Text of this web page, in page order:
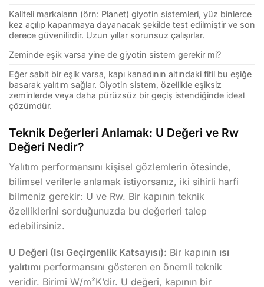
Kaliteli markaların (örn: Planet) giyotin sistemleri, yüz binlerce
kez açılıp kapanmaya dayanacak şekilde test edilmiştir ve son
derece güvenilirdir. Uzun yıllar sorunsuz çalışırlar.
Zeminde eşik varsa yine de giyotin sistem gerekir mi?
Eğer sabit bir eşik varsa, kapı kanadının altındaki fitil bu eşiğe
basarak yalıtım sağlar. Giyotin sistem, özellikle eşiksiz
zeminlerde veya daha pürüzsüz bir geçiş istendiğinde ideal
çözümdür.
Teknik Değerleri Anlamak: U Değeri ve Rw
Değeri Nedir?
Yalıtım performansını kişisel gözlemlerin ötesinde,
bilimsel verilerle anlamak istiyorsanız, iki sihirli harfi
bilmeniz gerekir: U ve Rw. Bir kapının teknik
özelliklerini sorduğunuzda bu değerleri talep
edebilirsiniz.
U Değeri (Isı Geçirgenlik Katsayısı): Bir kapının ısı
yalıtımı performansını gösteren en önemli teknik
veridir. Birimi W/m²K’dir. U değeri, kapının bir